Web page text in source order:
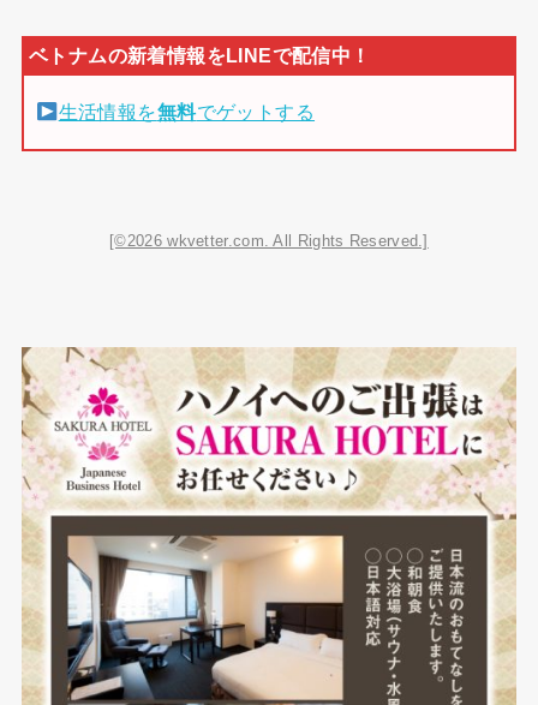
生活情報を無料でゲットする
[©2026 wkvetter.com. All Rights Reserved.]